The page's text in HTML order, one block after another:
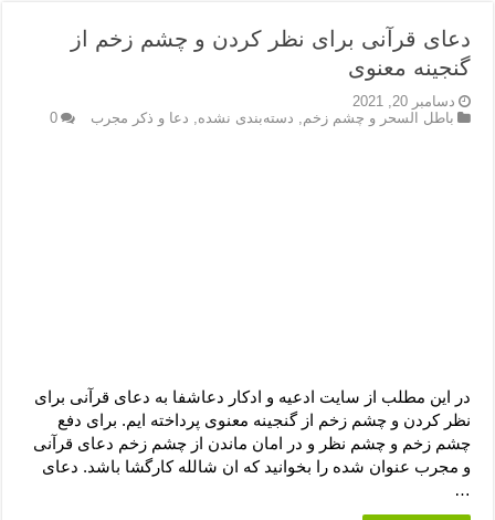
دعا برای ترس بچه ها در خواب – دعای ترس و بی خوابی کودکان
نماز حاجت برای کار گشایی- دعای رفع مشکلات و طلب حاجت
دعای رفع فقر و طلب رزق و روزی – آیه‌ جلب ثروت و برکت مال
دعای قرآنی برای نظر کردن و چشم زخم از
گنجینه معنوی
دسامبر 20, 2021
باطل السحر و چشم زخم
دسته‌بندی نشده دعا و ذکر مجرب 0
در این مطلب از سایت ادعیه و ادکار دعاشفا به دعای قرآنی برای
نظر کردن و چشم زخم از گنجینه معنوی پرداخته ایم. برای دفع
چشم زخم و چشم نظر و در امان ماندن از چشم زخم دعای قرآنی
و مجرب عنوان شده را بخوانید که ان شالله کارگشا باشد. دعای
…